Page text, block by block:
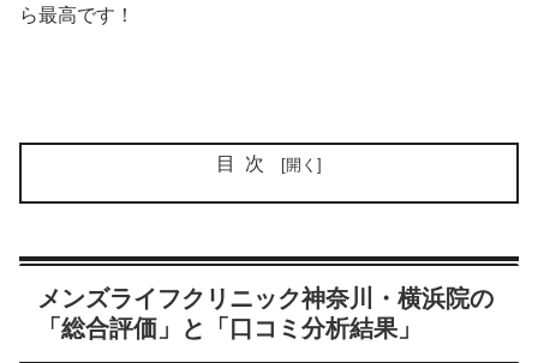
ら最高です！
目次
メンズライフクリニック神奈川・横浜院の
「総合評価」と「口コミ分析結果」